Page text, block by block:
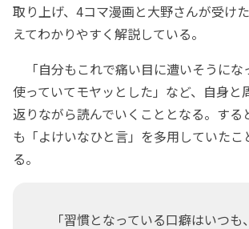
取り上げ、4コマ漫画と大野さんが受け
えてわかりやすく解説している。
「自分もこれで痛い目に遭いそうにな
使っていてモヤッとした」など、自身と
返りながら読んでいくこととなる。する
も「よけいなひと言」を多用していたこ
る。
「習慣となっている口癖はいつも